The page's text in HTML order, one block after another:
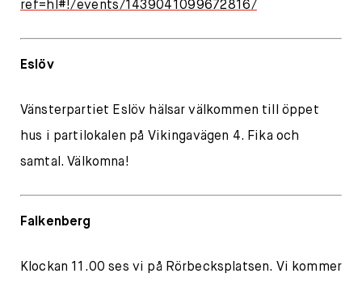
ref=hl#!/events/1439041099672816/
Eslöv
Vänsterpartiet Eslöv hälsar välkommen till öppet
hus i partilokalen på Vikingavägen 4. Fika och
samtal. Välkomna!
Falkenberg
Klockan 11.00 ses vi på Rörbecksplatsen. Vi kommer